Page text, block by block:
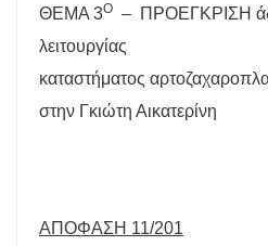
ΘΕΜΑ 3Ο – ΠΡΟΕΓΚΡΙΣΗ
λειτουργίας
καταστήματος
στην Γκιώτη Αικατερίνη
ΑΠΟΦΑΣΗ 11/201